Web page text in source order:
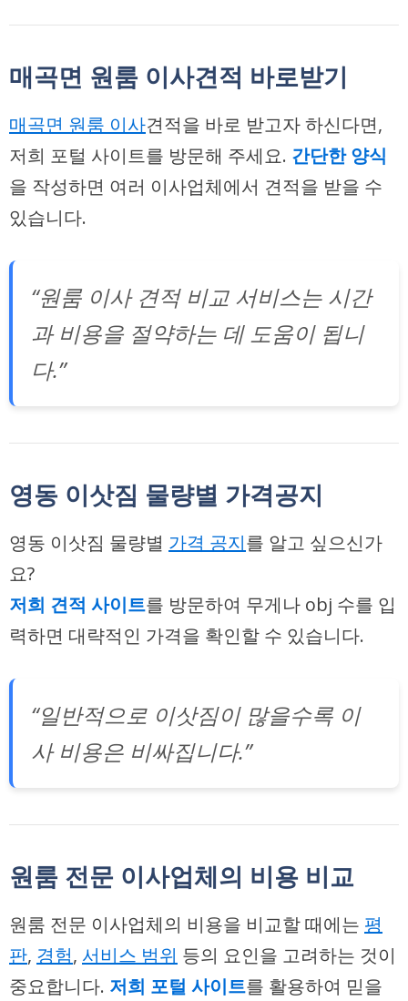
매곡면 원룸 이사견적 바로받기
매곡면 원룸 이사견적을 바로 받고자 하신다면,
저희 포털 사이트를 방문해 주세요. 간단한 양식
을 작성하면 여러 이사업체에서 견적을 받을 수
있습니다.
“원룸 이사 견적 비교 서비스는 시간
과 비용을 절약하는 데 도움이 됩니
다.”
영동 이삿짐 물량별 가격공지
영동 이삿짐 물량별 가격 공지를 알고 싶으신가
요?
저희 견적 사이트를 방문하여 무게나 obj 수를 입
력하면 대략적인 가격을 확인할 수 있습니다.
“일반적으로 이삿짐이 많을수록 이
사 비용은 비싸집니다.”
원룸 전문 이사업체의 비용 비교
원룸 전문 이사업체의 비용을 비교할 때에는 평
판, 경험, 서비스 범위 등의 요인을 고려하는 것이
중요합니다. 저희 포털 사이트를 활용하여 믿을